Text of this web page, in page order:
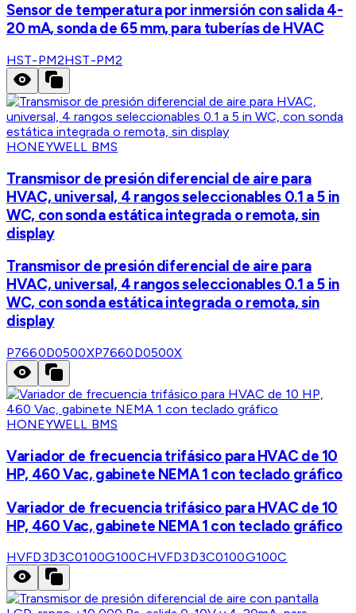
Sensor de temperatura por inmersión con salida 4-
20 mA, sonda de 65 mm, para tuberías de HVAC
HST-PM2HST-PM2
HONEYWELL BMS
Transmisor de presión diferencial de aire para
HVAC, universal, 4 rangos seleccionables 0.1 a 5 in
WC, con sonda estática integrada o remota, sin
display
Transmisor de presión diferencial de aire para
HVAC, universal, 4 rangos seleccionables 0.1 a 5 in
WC, con sonda estática integrada o remota, sin
display
P7660D0500XP7660D0500X
HONEYWELL BMS
Variador de frecuencia trifásico para HVAC de 10
HP, 460 Vac, gabinete NEMA 1 con teclado gráfico
Variador de frecuencia trifásico para HVAC de 10
HP, 460 Vac, gabinete NEMA 1 con teclado gráfico
HVFD3D3C0100G100CHVFD3D3C0100G100C